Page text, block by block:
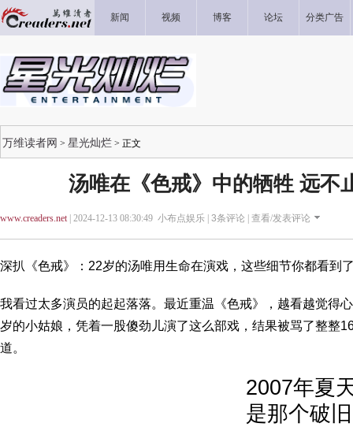
新闻 视频 博客 论坛 分类广告
万维读者网 > 星光灿烂 > 正文
汤唯在《色戒》中的牺牲 远不
www.creaders.net| 2024-12-13 08:30:49 小布点娱乐 | 3条评论 | 查看/发表评论
深扒《色戒》：22岁的汤唯用生命在演戏，这些细节你都看到
我看过太多演员的起起落落。最近重温《色戒》，越看越觉得
岁的小姑娘，凭着一股傻劲儿演了这么部戏，结果被骂了整整
道。
2007年夏
是那个破